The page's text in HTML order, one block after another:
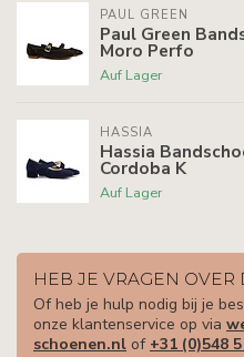
PAUL GREEN
Paul Green
Moro Perfo
Auf Lager
HASSIA
Hassia
Cordoba K
Auf Lager
HEB JE VRAGEN OVER
Of heb je hulp nodig bij je
onze klantenservice op via
schoenen.nl of +31 (0)548